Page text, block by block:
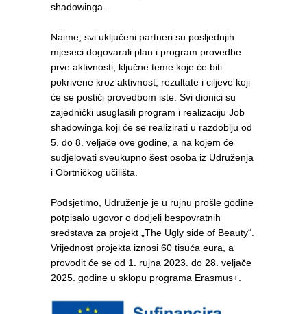
shadowinga.
Naime, svi uključeni partneri su posljednjih
mjeseci dogovarali plan i program provedbe
prve aktivnosti, ključne teme koje će biti
pokrivene kroz aktivnost, rezultate i ciljeve koji
će se postići provedbom iste. Svi dionici su
zajednički usuglasili program i realizaciju Job
shadowinga koji će se realizirati u razdoblju od
5. do 8. veljače ove godine, a na kojem će
sudjelovati sveukupno šest osoba iz Udruženja
i Obrtničkog učilišta.
Podsjetimo, Udruženje je u rujnu prošle godine
potpisalo ugovor o dodjeli bespovratnih
sredstava za projekt „The Ugly side of Beauty“.
Vrijednost projekta iznosi 60 tisuća eura, a
provodit će se od 1. rujna 2023. do 28. veljače
2025. godine u sklopu programa Erasmus+.